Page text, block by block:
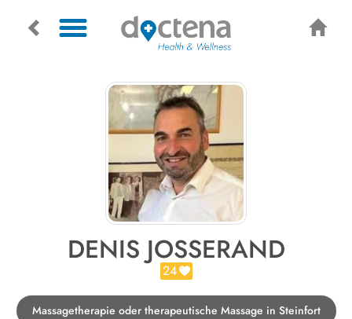
DENIS JOSSERAND
24
Massagetherapie oder therapeutische Massage in Steinfort